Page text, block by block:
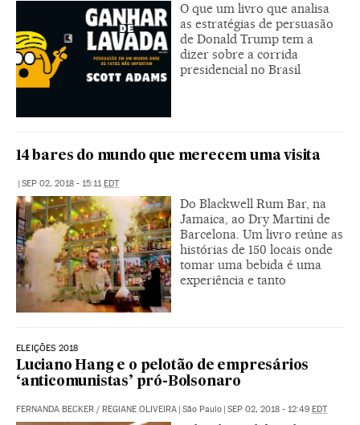
O que um livro que analisa
as estratégias de persuasão
de Donald Trump tem a
dizer sobre a corrida
presidencial no Brasil
14 bares do mundo que merecem uma visita
| SEP 02, 2018 - 15:11EDT
Do Blackwell Rum Bar, na
Jamaica, ao Dry Martini de
Barcelona. Um livro reúne as
histórias de 150 locais onde
tomar uma bebida é uma
experiência e tanto
ELEIÇÕES 2018
Luciano Hang e o pelotão de empresários
‘anticomunistas’ pró-Bolsonaro
FERNANDA BECKER / REGIANE OLIVEIRA | São Paulo | SEP 02, 2018 - 12:49 EDT